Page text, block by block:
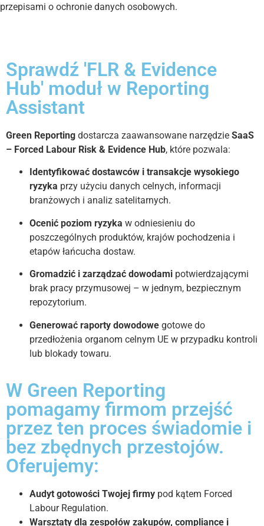
przepisami o ochronie danych osobowych.
Sprawdź 'FLR & Evidence
Hub' moduł w Reporting
Assistant
Green Reporting dostarcza zaawansowane narzędzie SaaS
– Forced Labour Risk & Evidence Hub, które pozwala:
Identyfikować dostawców i transakcje wysokiego
ryzyka przy użyciu danych celnych, informacji
branżowych i analiz satelitarnych.
Ocenić poziom ryzyka w odniesieniu do
poszczególnych produktów, krajów pochodzenia i
etapów łańcucha dostaw.
Gromadzić i zarządzać dowodami potwierdzającymi
brak pracy przymusowej – w jednym, bezpiecznym
repozytorium.
Generować raporty dowodowe gotowe do
przedłożenia organom celnym UE w przypadku kontroli
lub blokady towaru.
W Green Reporting
pomagamy firmom przejść
przez ten proces świadomie i
bez zbędnych przestojów.
Oferujemy:
Audyt gotowości Twojej firmy pod kątem Forced
Labour Regulation.
Warsztaty dla zespołów zakupów, compliance i